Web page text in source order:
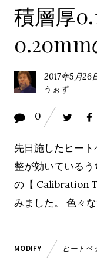
積層厚
2017年5月26
うぉず
0
先日施したヒー
整が効いている
の【 Calibration
みました。 色々
MODIFY ヒートベ